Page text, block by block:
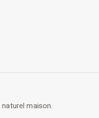
maison.